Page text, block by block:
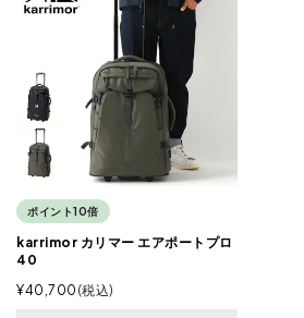
ポイント10倍
karrimor カリマー エアポートプロ
40
¥40,700 税込